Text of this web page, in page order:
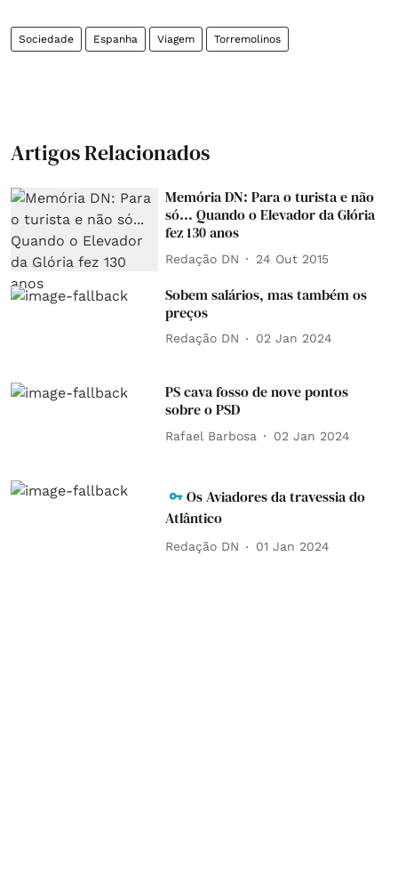
Sociedade Espanha Viagem Torremolinos
Artigos Relacionados
Memória DN: Para o turista e não
só... Quando o Elevador da Glória
fez 130 anos
Redação DN 24 Out 2015
Sobem salários, mas também os
preços
Redação DN 02 Jan 2024
PS cava fosso de nove pontos
sobre o PSD
Rafael Barbosa 02 Jan 2024
Os Aviadores da travessia do
Atlântico
Redação DN 01 Jan 2024